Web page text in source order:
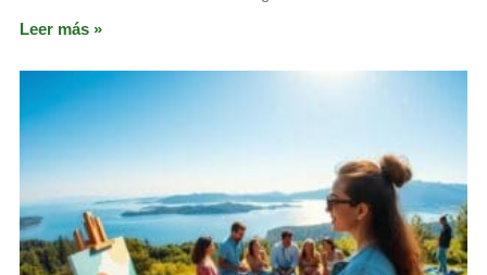
Leer más »